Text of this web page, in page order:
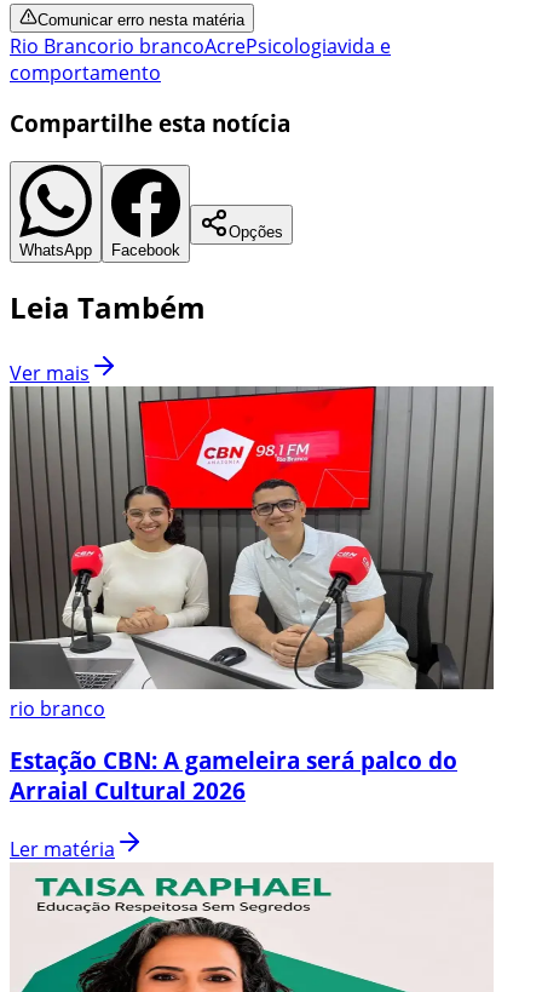
Comunicar erro nesta matéria
Rio Brancorio brancoAcrePsicologiavida e
comportamento
Compartilhe esta notícia
WhatsApp Facebook
Opções
Leia Também
Ver mais
rio branco
Estação CBN: A gameleira será palco do
Arraial Cultural 2026
Ler matéria